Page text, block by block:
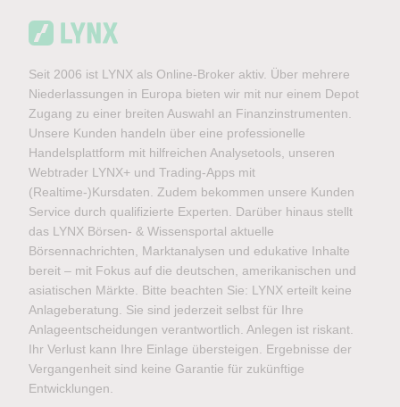
Seit 2006 ist LYNX als Online-Broker aktiv. Über mehrere
Niederlassungen in Europa bieten wir mit nur einem Depot
Zugang zu einer breiten Auswahl an Finanzinstrumenten.
Unsere Kunden handeln über eine professionelle
Handelsplattform mit hilfreichen Analysetools, unseren
Webtrader LYNX+ und Trading-Apps mit
(Realtime-)Kursdaten. Zudem bekommen unsere Kunden
Service durch qualifizierte Experten. Darüber hinaus stellt
das LYNX Börsen- & Wissensportal aktuelle
Börsennachrichten, Marktanalysen und edukative Inhalte
bereit – mit Fokus auf die deutschen, amerikanischen und
asiatischen Märkte. Bitte beachten Sie: LYNX erteilt keine
Anlageberatung. Sie sind jederzeit selbst für Ihre
Anlageentscheidungen verantwortlich. Anlegen ist riskant.
Ihr Verlust kann Ihre Einlage übersteigen. Ergebnisse der
Vergangenheit sind keine Garantie für zukünftige
Entwicklungen.